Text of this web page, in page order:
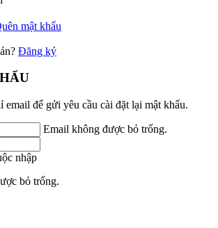
mật khẩu
Đăng ký
để gửi yêu cầu cài đặt lại mật khẩu.
Email không được bỏ trống.
bỏ trống.